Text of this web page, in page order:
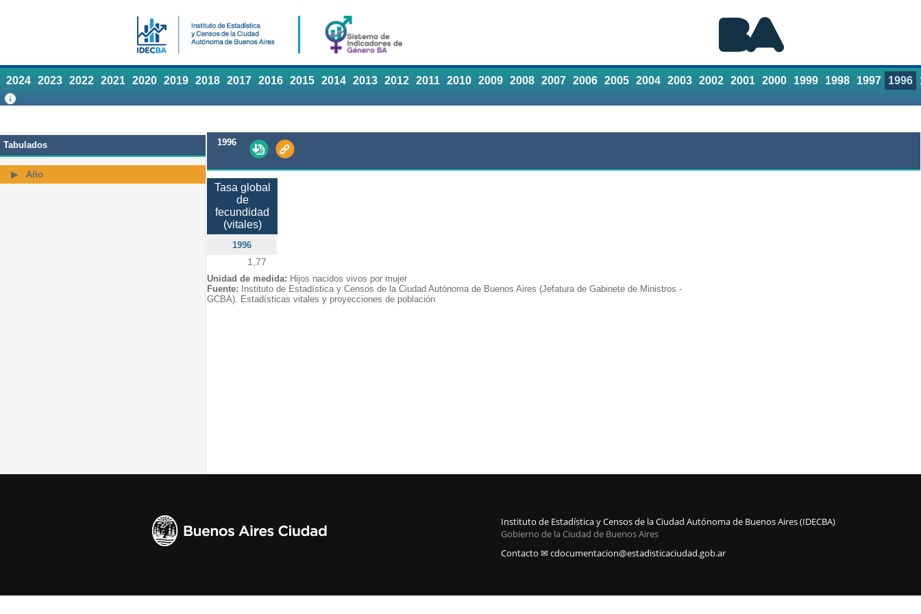
2024 2023 2022 2021 2020 2019 2018 2017 2016 2015 2014 2013 2012 2011 2010 2009 2008 2007 2006 2005 2004 2003 2002 2001 2000 1999 1998 1997 1996
Tabulados
Año
1996
Tasa global
de
fecundidad
(vitales)
1996
1,77
Unidad de medida: Hijos nacidos vivos por mujer
Fuente: Instituto de Estadística y Censos de la Ciudad Autónoma de Buenos Aires (Jefatura de Gabinete de Ministros -
GCBA). Estadísticas vitales y proyecciones de población
Instituto de Estadística y Censos de la Ciudad Autónoma de Buenos Aires (IDECBA)
Gobierno de la Ciudad de Buenos Aires
Contacto ✉ cdocumentacion@estadisticaciudad.gob.ar